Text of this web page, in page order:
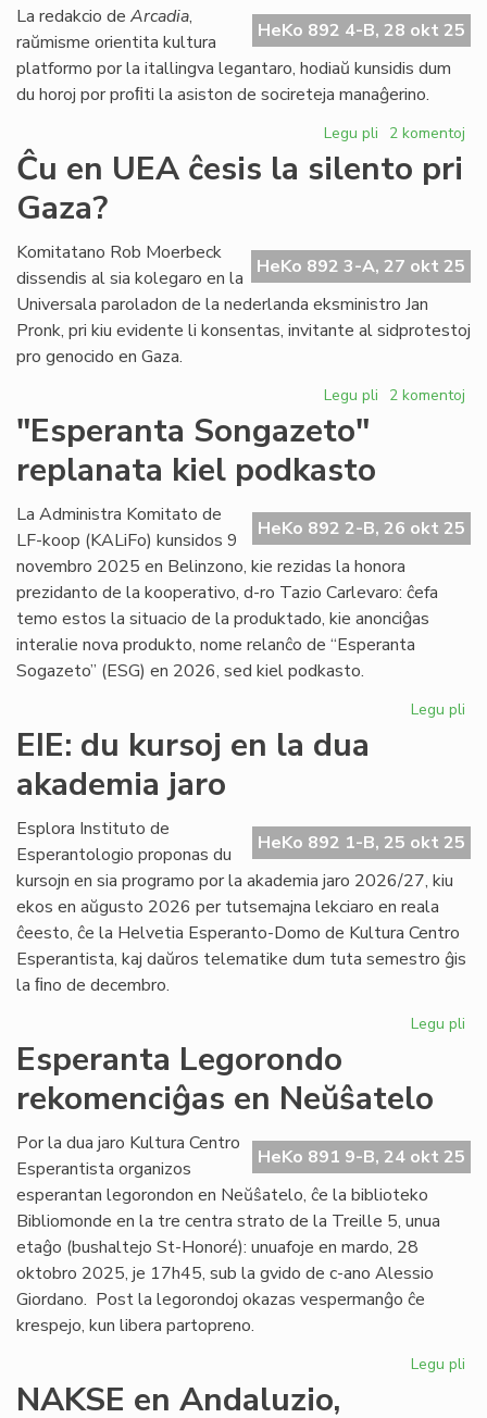
pri
HeKo 892 4-B, 28 okt 25
La redakcio de Arcadia,
raŭmisme orientita kultura
platformo por la itallingva legantaro, hodiaŭ kunsidis dum
du horoj por proﬁti la asiston de socireteja manaĝerino.
Legu pli pri
"Arcadia"
proksimas
starto
2 komentoj
Ĉu en UEA ĉesis la silento pri
Gaza?
HeKo 892 3-A, 27 okt 25
Komitatano Rob Moerbeck
dissendis al sia kolegaro en la
Universala paroladon de la nederlanda eksministro Jan
Pronk, pri kiu evidente li konsentas, invitante al sidprotestoj
pro genocido en Gaza.
Legu pli pri
la
silento
Gaza?
2 komentoj
"Esperanta Songazeto"
replanata kiel podkasto
HeKo 892 2-B, 26 okt 25
La Administra Komitato de
LF-koop (KALiFo) kunsidos 9
novembro 2025 en Belinzono, kie rezidas la honora
prezidanto de la kooperativo, d-ro Tazio Carlevaro: ĉefa
temo estos la situacio de la produktado, kie anonciĝas
interalie nova produkto, nome relanĉo de “Esperanta
Sogazeto” (ESG) en 2026, sed kiel podkasto.
Legu pli
EIE: du kursoj en la dua
akademia jaro
HeKo 892 1-B, 25 okt 25
Esplora Instituto de
Esperantologio proponas du
kursojn en sia programo por la akademia jaro 2026/27, kiu
ekos en aŭgusto 2026 per tutsemajna lekciaro en reala
ĉeesto, ĉe la Helvetia Esperanto-Domo de Kultura Centro
Esperantista, kaj daŭros telematike dum tuta semestro ĝis
la ﬁno de decembro.
Legu pli
la
Esperanta Legorondo
rekomenciĝas en Neŭŝatelo
HeKo 891 9-B, 24 okt 25
Por la dua jaro Kultura Centro
Esperantista organizos
esperantan legorondon en Neŭŝatelo, ĉe la biblioteko
Bibliomonde en la tre centra strato de la Treille 5, unua
etaĝo (bushaltejo St-Honoré): unuafoje en mardo, 28
oktobro 2025, je 17h45, sub la gvido de c-ano Alessio
Giordano. Post la legorondoj okazas vespermanĝo ĉe
krespejo, kun libera partopreno.
Legu pli
NAKSE en Andaluzio,